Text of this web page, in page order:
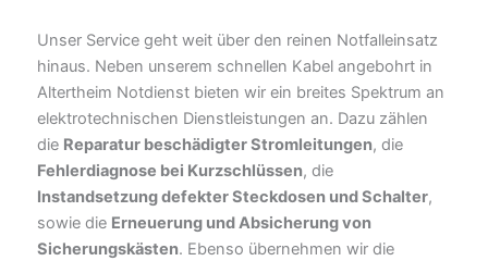
Unser Service geht weit über den reinen Notfalleinsatz
hinaus. Neben unserem schnellen Kabel angebohrt in
Altertheim Notdienst bieten wir ein breites Spektrum an
elektrotechnischen Dienstleistungen an. Dazu zählen
die Reparatur beschädigter Stromleitungen, die
Fehlerdiagnose bei Kurzschlüssen, die
Instandsetzung defekter Steckdosen und Schalter,
sowie die Erneuerung und Absicherung von
Sicherungskästen. Ebenso übernehmen wir die